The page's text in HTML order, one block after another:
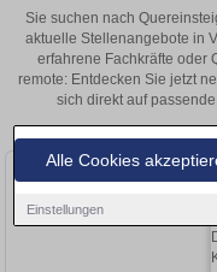
Alle Cookies
Einstellungen
Sie suchen nach
aktuelle Stellenangebote in
erfahrene Fachkräfte oder
remote: Entdecken Sie jetzt
sich direkt auf